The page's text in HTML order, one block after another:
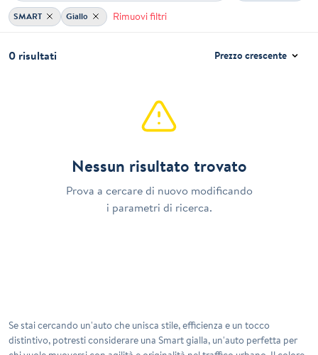
SMART Giallo Rimuovi filtri
0 risultati Prezzo crescente
Nessun risultato trovato
Prova a cercare di nuovo modificando
i parametri di ricerca.
Se stai cercando un'auto che unisca stile, efficienza e un tocco
distintivo, potresti considerare una Smart gialla, un'auto perfetta per